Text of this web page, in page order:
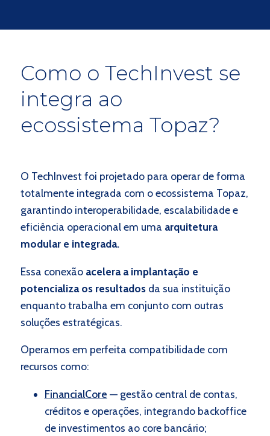
Como o TechInvest se
integra ao
ecossistema Topaz?
O TechInvest foi projetado para operar de forma
totalmente integrada com o ecossistema Topaz,
garantindo interoperabilidade, escalabilidade e
eficiência operacional em uma arquitetura
modular e integrada.
Essa conexão acelera a implantação e
potencializa os resultadosda sua instituição
enquanto trabalha em conjunto com outras
soluções estratégicas.
Operamos em perfeita compatibilidade com
recursos como:
FinancialCore — gestão central de contas,
créditos e operações, integrando backoffice
de investimentos ao core bancário;